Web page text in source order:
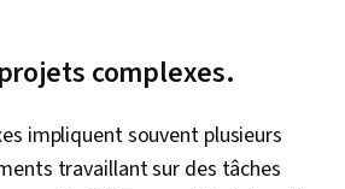
organisationnel, Coach,
agile de produits, Résolution
Logiciel de gestion de projet,
de l'esprit d'équipe,
complexes.
impliquent souvent plusieurs
travaillant sur des tâches